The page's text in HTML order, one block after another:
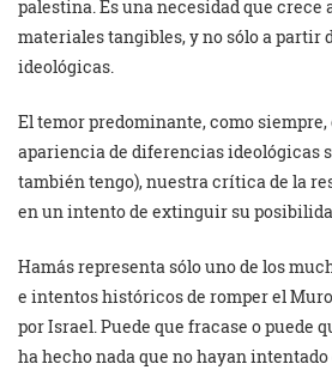
palestina. Es una necesidad que crece
materiales tangibles, y no sólo a partir
ideológicas.
El temor predominante, como siempre,
apariencia de diferencias ideológicas
también tengo), nuestra crítica de la
en un intento de extinguir su
Hamás representa sólo uno de los
e intentos históricos de romper el
por Israel. Puede que fracase o puede
ha hecho nada que no hayan